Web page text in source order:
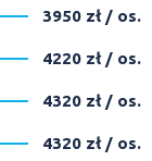
3950 zł / os.
4220 zł / os.
4320 zł / os.
4320 zł / os.